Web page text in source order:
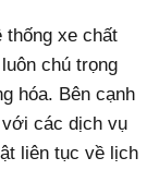
thống xe chất
chú trọng
hóa. Bên cạnh
các dịch vụ
liên tục về lịch